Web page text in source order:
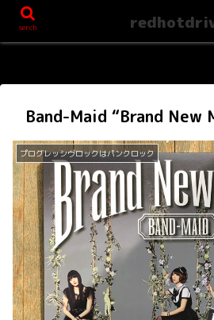
Band-Maid “Brand New
プログレッシヴロックはパンクロック
serch